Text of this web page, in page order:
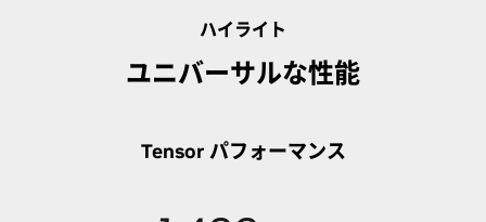
ハイライト
ユニバーサルな性能
Tensor パフォーマンス